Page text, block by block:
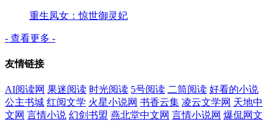
重生凤女：惊世御灵妃
- 查看更多 -
友情链接
AI阅读网 果迷阅读 时光阅读 5号阅读 二筒阅读 好看的小说
公主书城 红阅文学 火星小说网 书香云集 凌云文学网 天地中
文网 言情小说 幻剑书盟 燕北堂中文网 言情小说网 爆侃网文